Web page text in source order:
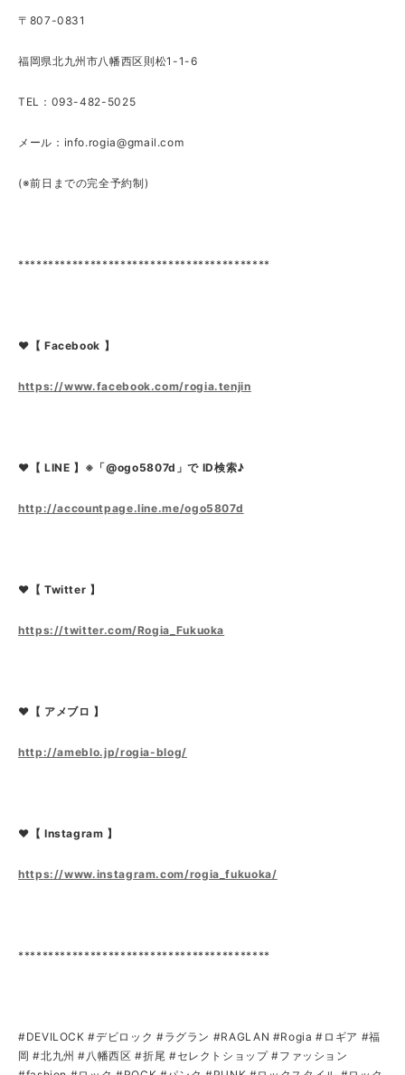
〒807-0831
福岡県北九州市八幡西区則松1-1-6
TEL：093-482-5025
メール： info.rogia@gmail.com
(※前日までの完全予約制)
******************************************
❤【 Facebook 】
https://www.facebook.com/rogia.tenjin
❤【 LINE 】※「@ogo5807d」で ID検索♪
http://accountpage.line.me/ogo5807d
❤【 Twitter 】
https://twitter.com/Rogia_Fukuoka
❤【 アメブロ 】
http://ameblo.jp/rogia-blog/
❤【 Instagram 】
https://www.instagram.com/rogia_fukuoka/
******************************************
#DEVILOCK #デビロック #ラグラン #RAGLAN #Rogia #ロギア #福
岡 #北九州 #八幡西区 #折尾 #セレクトショップ #ファッション